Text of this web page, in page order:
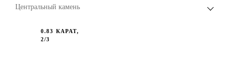
Центральный камень
0.83 КАРАТ,
2/3